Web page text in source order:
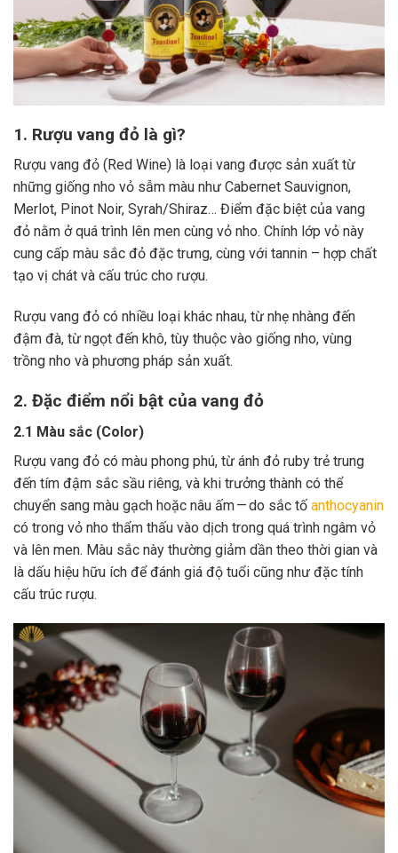
1. Rượu vang đỏ là gì?
Rượu vang đỏ (Red Wine) là loại vang được sản xuất từ
những giống nho vỏ sẫm màu như Cabernet Sauvignon,
Merlot, Pinot Noir, Syrah/Shiraz… Điểm đặc biệt của vang
đỏ nằm ở quá trình lên men cùng vỏ nho. Chính lớp vỏ này
cung cấp màu sắc đỏ đặc trưng, cùng với tannin – hợp chất
tạo vị chát và cấu trúc cho rượu.
Rượu vang đỏ có nhiều loại khác nhau, từ nhẹ nhàng đến
đậm đà, từ ngọt đến khô, tùy thuộc vào giống nho, vùng
trồng nho và phương pháp sản xuất.
2. Đặc điểm nổi bật của vang đỏ
2.1 Màu sắc (Color)
Rượu vang đỏ có màu phong phú, từ ánh đỏ ruby trẻ trung
đến tím đậm sắc sầu riêng, và khi trưởng thành có thể
chuyển sang màu gạch hoặc nâu ấm — do sắc tố anthocyanin
có trong vỏ nho thẩm thấu vào dịch trong quá trình ngâm vỏ
và lên men. Màu sắc này thường giảm dần theo thời gian và
là dấu hiệu hữu ích để đánh giá độ tuổi cũng như đặc tính
cấu trúc rượu.